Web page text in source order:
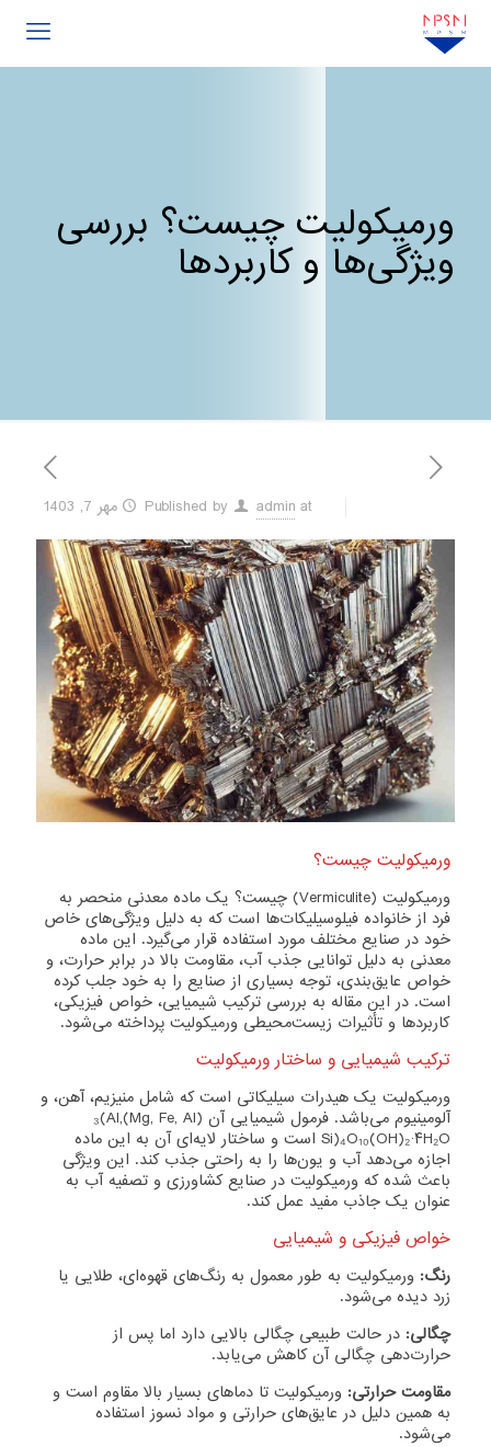
ورمیکولیت چیست؟ بررسی
ویژگی‌ها و کاربردها
Published by admin at مهر 7, 1403
ورمیکولیت چیست؟
ورمیکولیت (Vermiculite) چیست؟ یک ماده معدنی منحصر به
فرد از خانواده فیلوسیلیکات‌ها است که به دلیل ویژگی‌های خاص
خود در صنایع مختلف مورد استفاده قرار می‌گیرد. این ماده
معدنی به دلیل توانایی جذب آب، مقاومت بالا در برابر حرارت، و
خواص عایق‌بندی، توجه بسیاری از صنایع را به خود جلب کرده
است. در این مقاله به بررسی ترکیب شیمیایی، خواص فیزیکی،
کاربردها و تأثیرات زیست‌محیطی ورمیکولیت پرداخته می‌شود.
ترکیب شیمیایی و ساختار ورمیکولیت
ورمیکولیت یک هیدرات سیلیکاتی است که شامل منیزیم، آهن، و
آلومینیوم می‌باشد. فرمول شیمیایی آن (Mg, Fe, Al)₃(Al,
Si)₄O₁₀(OH)₂·۴H₂O است و ساختار لایه‌ای آن به این ماده
اجازه می‌دهد آب و یون‌ها را به راحتی جذب کند. این ویژگی
باعث شده که ورمیکولیت در صنایع کشاورزی و تصفیه آب به
عنوان یک جاذب مفید عمل کند.
خواص فیزیکی و شیمیایی
رنگ: ورمیکولیت به طور معمول به رنگ‌های قهوه‌ای، طلایی یا
زرد دیده می‌شود.
چگالی: در حالت طبیعی چگالی بالایی دارد اما پس از
حرارت‌دهی چگالی آن کاهش می‌یابد.
مقاومت حرارتی: ورمیکولیت تا دماهای بسیار بالا مقاوم است و
به همین دلیل در عایق‌های حرارتی و مواد نسوز استفاده
می‌شود.